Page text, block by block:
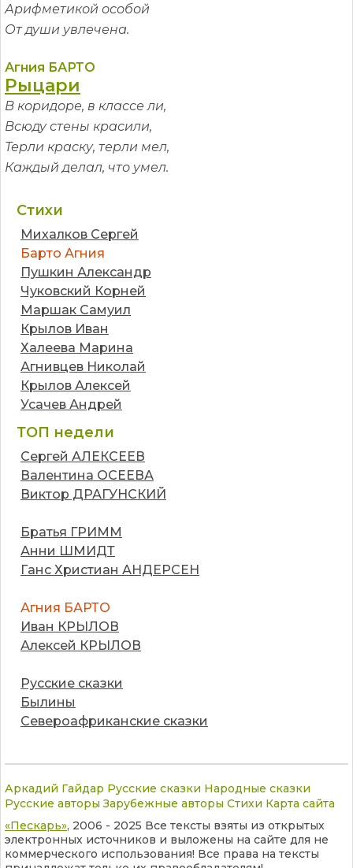
Арифметикой особой
От души увлечена.
Агния БАРТО
Рыцари
В коридоре, в классе ли,
Всюду стены красили,
Терли краску, терли мел,
Каждый делал, что умел.
Стихи
Михалков Сергей
Барто Агния
Пушкин Александр
Чуковский Корней
Маршак Самуил
Крылов Иван
Халеева Марина
Агнивцев Николай
Крылов Алексей
Усачев Андрей
ТОП недели
Сергей АЛЕКСЕЕВ
Валентина ОСЕЕВА
Виктор ДРАГУНСКИЙ
Братья ГРИММ
Анни ШМИДТ
Ганс Христиан АНДЕРСЕН
Агния БАРТО
Иван КРЫЛОВ
Алексей КРЫЛОВ
Русские сказки
Былины
Североафриканские сказки
Аркадий Гайдар Русские сказки Народные сказки
Русские авторы Зарубежные авторы Стихи Карта сайта
«Пескарь», 2006 - 2025 Все тексты взяты из открытых
электронных источников и выложены на сайте для не
коммерческого использования! Все права на тексты